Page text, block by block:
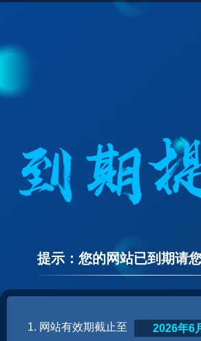
提示：您的网站已到期请
1. 网站有效期截止至
2026年6